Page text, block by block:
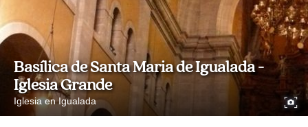
Basílica de Santa Maria de Igualada -
Iglesia Grande
Iglesia en Igualada